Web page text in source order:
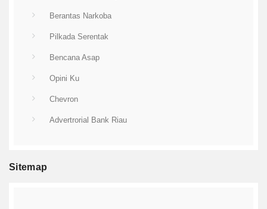
Berantas Narkoba
Pilkada Serentak
Bencana Asap
Opini Ku
Chevron
Advertrorial Bank Riau
Sitemap